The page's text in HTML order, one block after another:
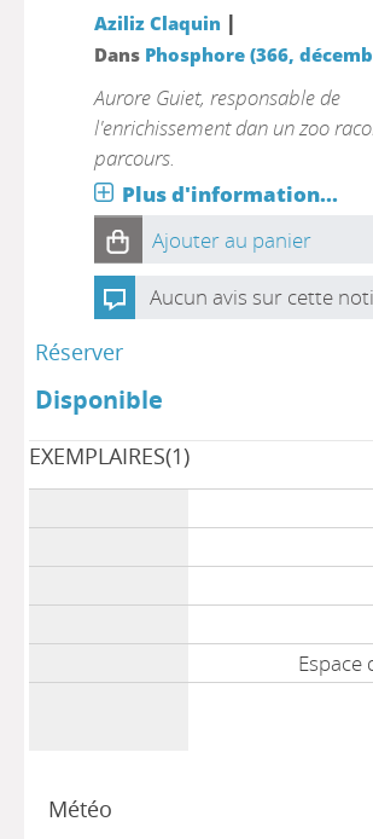
Aziliz Claquin |
Dans Phosphore (366,
Aurore Guiet, responsable de
l'enrichissement dan un zoo
parcours.
Plus d'information...
Ajouter au panier
Aucun avis sur cette
Réserver
Disponible
EXEMPLAIRES(1)
Espace
Météo